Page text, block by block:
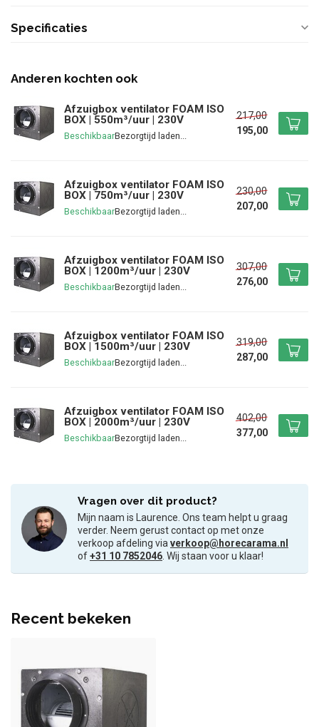
Specificaties
Anderen kochten ook
Afzuigbox ventilator FOAM ISO
BOX | 550m³/uur | 230V
Beschikbaar
217,00
195,00
Afzuigbox ventilator FOAM ISO
BOX | 750m³/uur | 230V
Beschikbaar
230,00
207,00
Afzuigbox ventilator FOAM ISO
BOX | 1200m³/uur | 230V
Beschikbaar
307,00
276,00
Afzuigbox ventilator FOAM ISO
BOX | 1500m³/uur | 230V
Beschikbaar
319,00
287,00
Afzuigbox ventilator FOAM ISO
BOX | 2000m³/uur | 230V
Beschikbaar
402,00
377,00
Vragen over dit product?
Mijn naam is Laurence. Ons team helpt u graag
verder. Neem gerust contact op met onze
verkoop afdeling viaverkoop@horecarama.nl
of+31 10 7852046. Wij staan voor u klaar!
Recent bekeken